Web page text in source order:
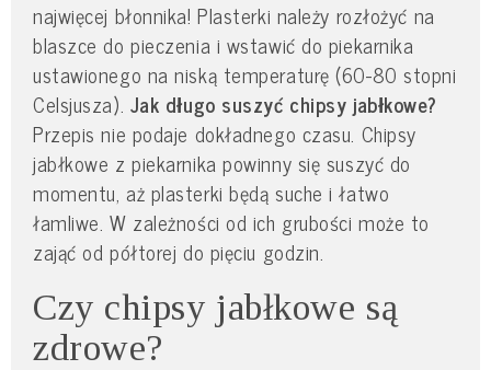
najwięcej błonnika! Plasterki należy rozłożyć na
blaszce do pieczenia i wstawić do piekarnika
ustawionego na niską temperaturę (60-80 stopni
Celsjusza). Jak długo suszyć chipsy jabłkowe?
Przepis nie podaje dokładnego czasu. Chipsy
jabłkowe z piekarnika powinny się suszyć do
momentu, aż plasterki będą suche i łatwo
łamliwe. W zależności od ich grubości może to
zająć od półtorej do pięciu godzin.
Czy chipsy jabłkowe są
zdrowe?